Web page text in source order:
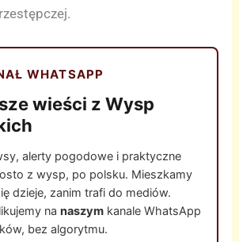
WHATSAPP
wieści z Wysp
alerty pogodowe i praktyczne
z wysp, po polsku. Mieszkamy
dzieje, zanim trafi do mediów.
nanaszym kanale WhatsApp
bez algorytmu.